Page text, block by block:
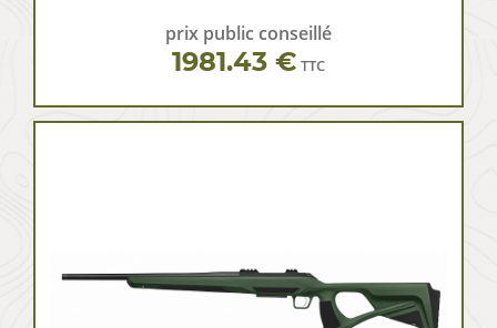
prix public conseillé
1981.43 € TTC